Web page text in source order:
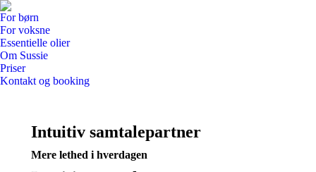
For børn
For voksne
Essentielle olier
Om Sussie
Priser
Kontakt og booking
Intuitiv samtalepartner
Mere lethed i hverdagen